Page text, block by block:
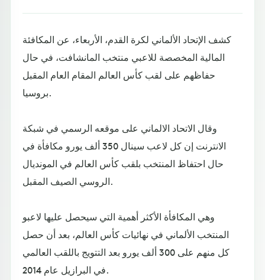
كشف الإتحاد الألماني لكرة القدم، الأربعاء، عن المكافئة
المالية المخصصة للاعبي منتخب المانشافت، في حال
حفاظهم على لقب كأس العالم المقام العام المقبل
بروسيا.
وقال الاتحاد الالماني على موقعه الرسمي في شبكة
الانترنت إن كل لاعب سينال 350 ألف يورو مكافأة في
حال احتفاظ المنتخب بلقب كأس العالم في المونديال
الروسي الصيف المقبل.
وهي المكافأة الأكثر أهمية التي سيحصل عليها لاعبو
المنتخب الألماني في نهائيات كأس العالم، بعد أن حصل
كل منهم على 300 ألف يورو بعد التتويج باللقب العالمي
في البرازيل عام 2014.